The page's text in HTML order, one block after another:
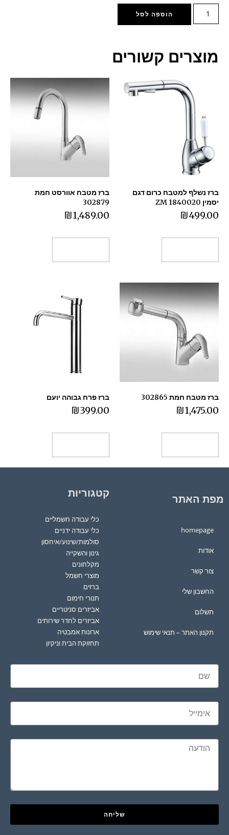
הוספה לסל
מוצרים קשורים
ברז נשלף למטבח כרום דגם
יסמין 1840020 ZM
₪499.00
ברז מטבח אוורסט חמת
302879
₪1,489.00
ברז מטבח חמת 302865
₪1,475.00
ברז פרח גבוהה יועם
₪399.00
מפת האתר
homepage
אודות
צור קשר
החשבון שלי
תשלום
תקנון האתר – תנאי שימוש
קטגוריות
כלי עבודה חשמליים
כלי עבודה ידניים
סולמות/שינוע/איחסון
גינון והשקייה
מקלחונים
מוצרי חשמל
ברזים
תנורי חימום
אביזרים סניטריים
אביזרים לחדר שירותים
ארונות אמבטיה
תחזוקת הבית וניקיון
שליחה